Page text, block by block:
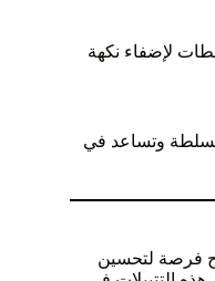
لإضفاء نكهة
للسلطة وتساعد في
فرصة لتحسين